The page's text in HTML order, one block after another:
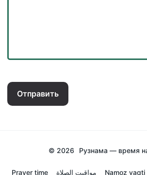
Отправить
© 2026 Рузнама — время
Prayer time مواقيت الصلاة Namoz vaqti